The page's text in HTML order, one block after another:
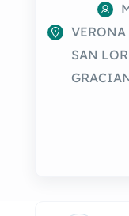
SAN